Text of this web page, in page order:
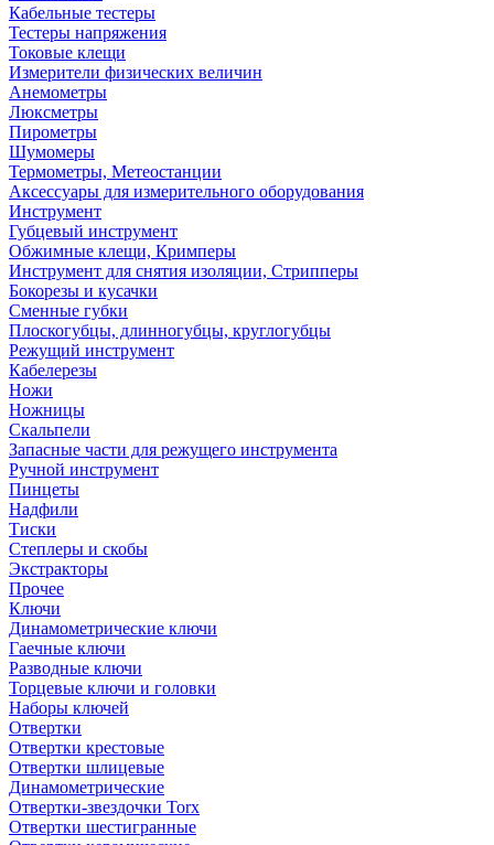
Кабельные тестеры
Тестеры напряжения
Токовые клещи
Измерители физических величин
Анемометры
Люксметры
Пирометры
Шумомеры
Термометры, Метеостанции
Аксессуары для измерительного оборудования
Инструмент
Губцевый инструмент
Обжимные клещи, Кримперы
Инструмент для снятия изоляции, Стрипперы
Бокорезы и кусачки
Сменные губки
Плоскогубцы, длинногубцы, круглогубцы
Режущий инструмент
Кабелерезы
Ножи
Ножницы
Скальпели
Запасные части для режущего инструмента
Ручной инструмент
Пинцеты
Надфили
Тиски
Степлеры и скобы
Экстракторы
Прочее
Ключи
Динамометрические ключи
Гаечные ключи
Разводные ключи
Торцевые ключи и головки
Наборы ключей
Отвертки
Отвертки крестовые
Отвертки шлицевые
Динамометрические
Отвертки-звездочки Torx
Отвертки шестигранные